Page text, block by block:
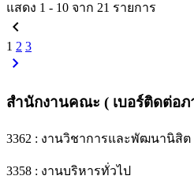
แสดง 1 - 10 จาก 21 รายการ
chevron_left
1 2 3
chevron_right
สำนักงานคณะ ( เบอร์ติดต่อภ
3362 : งานวิชาการและพัฒนานิสิต
3358 : งานบริหารทั่วไป